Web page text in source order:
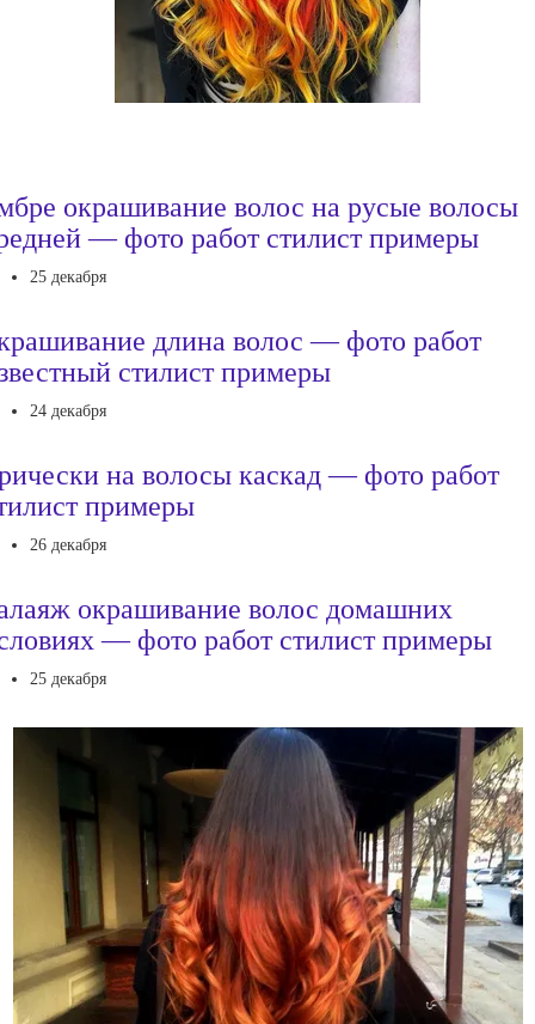
окрашивание волос на русые волосы
— фото работ стилист примеры
25 декабря
длина волос — фото работ
стилист примеры
24 декабря
на волосы каскад — фото работ
примеры
26 декабря
окрашивание волос домашних
— фото работ стилист примеры
25 декабря